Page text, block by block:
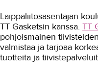
Laippaliitosasentajan
TT Gasketsin kanssa. TT
pohjoismainen
valmistaa ja tarjoaa
tuotteita ja